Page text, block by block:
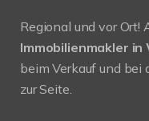
Regional und vor Ort!
Immobilienmakler in
beim Verkauf und bei
zur Seite.